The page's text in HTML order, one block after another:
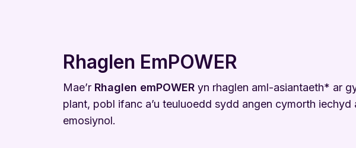
Rhaglen EmPOWER
Mae’r Rhaglen emPOWER yn rhaglen aml-asiantaeth* ar
plant, pobl ifanc a’u teuluoedd sydd angen cymorth iechyd
emosiynol.